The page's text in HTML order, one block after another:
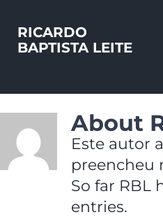
content
RICARDO
BAPTISTA LEITE
About
Este autor
preencheu
So far RBL
entries.